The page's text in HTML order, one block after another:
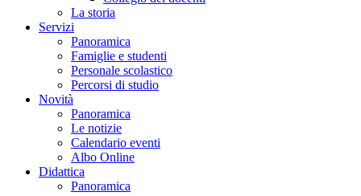
La storia
Servizi
Panoramica
Famiglie e studenti
Personale scolastico
Percorsi di studio
Novità
Panoramica
Le notizie
Calendario eventi
Albo Online
Didattica
Panoramica